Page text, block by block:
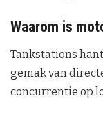
Waarom is
Tankstations
gemak van
concurrentie op